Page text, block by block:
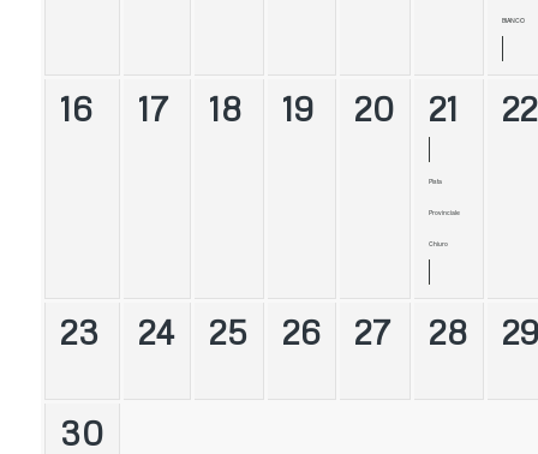
BIANCO
16 17 18 19 20 21
Pista
Provinciale
Chiuro
22
23 24 25 26 27 28
30